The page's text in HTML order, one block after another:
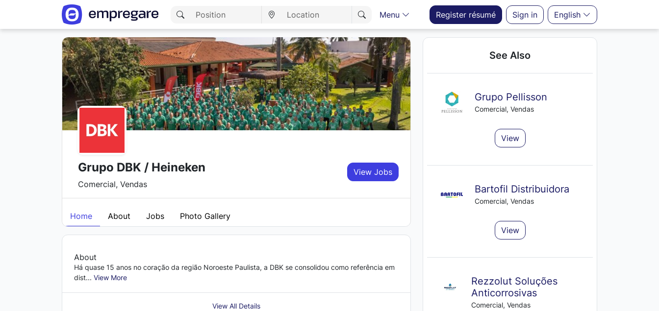
Menu Register résumé Sign in English
Grupo DBK / Heineken
Comercial, Vendas
View Jobs
Home About Jobs Photo Gallery
About
Há quase 15 anos no coração da região Noroeste Paulista, a DBK se consolidou como referência em
dist... View More
View All Details
See Also
Grupo Pellisson
Comercial, Vendas
View
Bartofil Distribuidora
Comercial, Vendas
View
Rezzolut Soluções
Anticorrosivas
Comercial, Vendas